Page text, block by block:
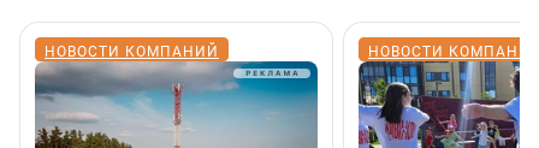
НОВОСТИ КОМПАНИЙ НОВОСТИ